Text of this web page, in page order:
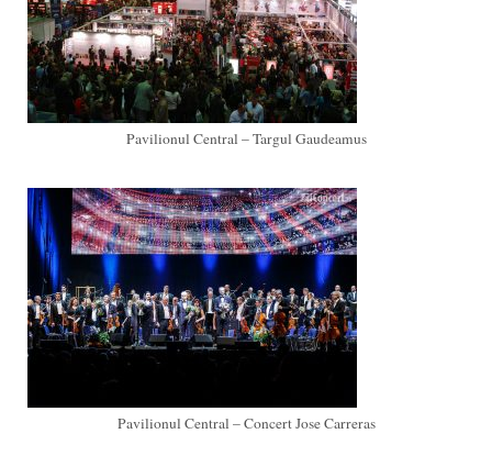
Pavilionul Central – Targul Gaudeamus
Pavilionul Central – Concert Jose Carreras